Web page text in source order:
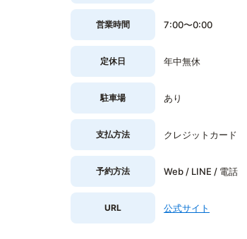
営業時間 7:00〜0:00
定休日 年中無休
駐車場 あり
支払方法 クレジットカード
予約方法 Web / LINE / 電話
URL 公式サイト